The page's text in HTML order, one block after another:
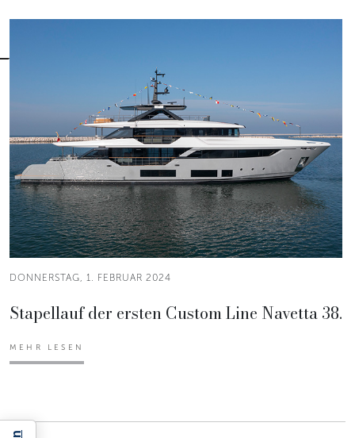
DONNERSTAG, 1. FEBRUAR 2024
Stapellauf der ersten Custom Line Navetta 38.
MEHR LESEN